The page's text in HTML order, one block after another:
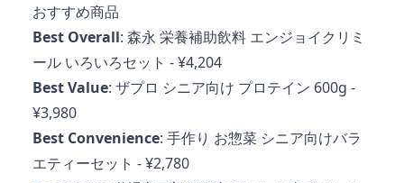
おすすめ商品
Best Overall: 森永 栄養補助飲料 エンジョイクリミ
ール いろいろセット - ¥4,204
Best Value: ザプロ シニア向け プロテイン 600g -
¥3,980
Best Convenience: 手作り お惣菜 シニア向けバラ
エティーセット - ¥2,780